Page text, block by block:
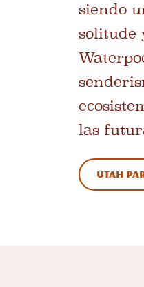
siendo
solitude
las
Utah